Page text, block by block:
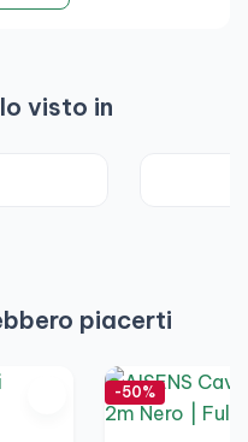
visto in
piacerti
-50%